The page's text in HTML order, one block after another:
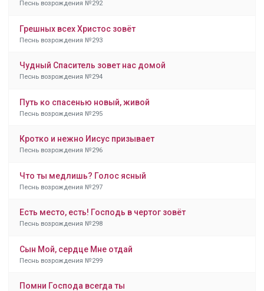
Песнь возрождения №292
Грешных всех Христос зовёт
Песнь возрождения №293
Чудный Спаситель зовет нас домой
Песнь возрождения №294
Путь ко спасенью новый, живой
Песнь возрождения №295
Кротко и нежно Иисус призывает
Песнь возрождения №296
Что ты медлишь? Голос ясный
Песнь возрождения №297
Есть место, есть! Господь в чертог зовёт
Песнь возрождения №298
Сын Мой, сердце Мне отдай
Песнь возрождения №299
Помни Господа всегда ты